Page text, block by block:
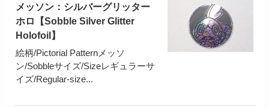
メッソン：シルバーグリッター
ホロ【Sobble Silver Glitter
Holofoil】
絵柄/Pictorial Patternメッソ
ン/Sobbleサイズ/Sizeレギュラーサ
イズ/Regular-size...